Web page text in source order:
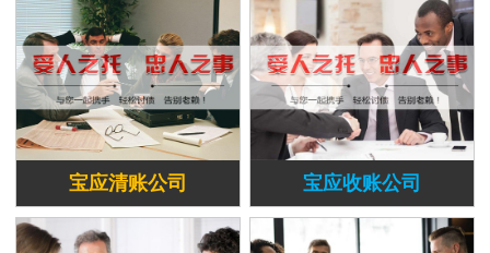
宝应清账公司 宝应收账公司